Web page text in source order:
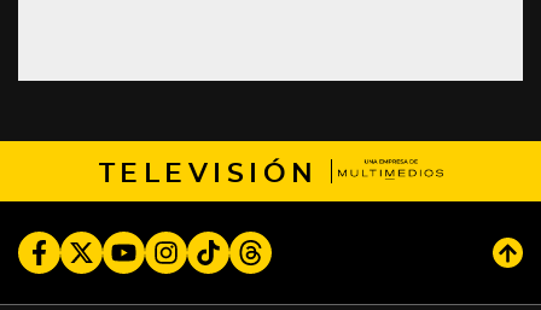
TELEVISIÓN
FacebookTwitterYoutubeInstagram
TikTokThreads